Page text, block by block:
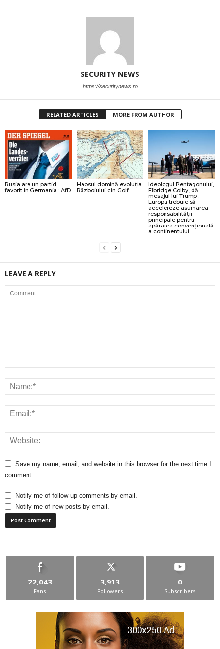
SECURITY NEWS
https://securitynews.ro
RELATED ARTICLES MORE FROM AUTHOR
Rusia are un partid
favorit în Germania : AfD
Haosul domină evoluția
Războiului din Golf
Ideologul Pentagonului,
Elbridge Colby, dă
mesajul lui Trump :
Europa trebuie să
accelereze asumarea
responsabilității
principale pentru
apărarea convențională
a continentului
LEAVE A REPLY
Save my name, email, and website in this browser for the next time I
comment.
Notify me of follow-up comments by email.
Notify me of new posts by email.
22,043
Fans
3,913
Followers
0
Subscribers